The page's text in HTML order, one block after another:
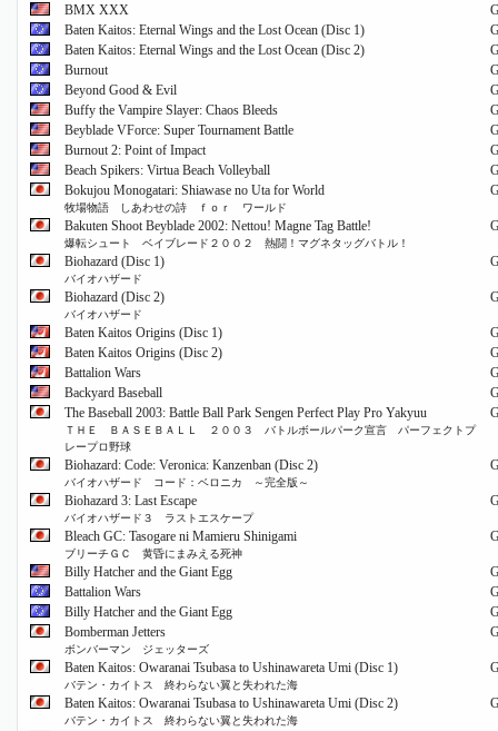
BMX XXX
Baten Kaitos: Eternal Wings and the Lost Ocean (Disc 1)
Baten Kaitos: Eternal Wings and the Lost Ocean (Disc 2)
Burnout
Beyond Good & Evil
Buffy the Vampire Slayer: Chaos Bleeds
Beyblade VForce: Super Tournament Battle
Burnout 2: Point of Impact
Beach Spikers: Virtua Beach Volleyball
Bokujou Monogatari: Shiawase no Uta for World
牧場物語 しあわせの詩 ｆｏｒ ワールド
Bakuten Shoot Beyblade 2002: Nettou! Magne Tag Battle!
爆転シュート ベイブレード２００２ 熱闘！マグネタッグバトル！
Biohazard (Disc 1)
バイオハザード
Biohazard (Disc 2)
バイオハザード
Baten Kaitos Origins (Disc 1)
Baten Kaitos Origins (Disc 2)
Battalion Wars
Backyard Baseball
The Baseball 2003: Battle Ball Park Sengen Perfect Play Pro Yakyuu
ＴＨＥ ＢＡＳＥＢＡＬＬ ２００３ バトルボールパーク宣言 パーフェクトプ
レープロ野球
Biohazard: Code: Veronica: Kanzenban (Disc 2)
バイオハザード コード：ベロニカ ～完全版～
Biohazard 3: Last Escape
バイオハザード３ ラストエスケープ
Bleach GC: Tasogare ni Mamieru Shinigami
ブリーチＧＣ 黄昏にまみえる死神
Billy Hatcher and the Giant Egg
Battalion Wars
Billy Hatcher and the Giant Egg
Bomberman Jetters
ボンバーマン ジェッターズ
Baten Kaitos: Owaranai Tsubasa to Ushinawareta Umi (Disc 1)
バテン・カイトス 終わらない翼と失われた海
Baten Kaitos: Owaranai Tsubasa to Ushinawareta Umi (Disc 2)
バテン・カイトス 終わらない翼と失われた海